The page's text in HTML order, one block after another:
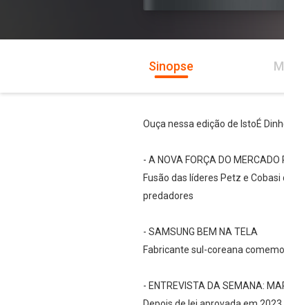
Sinopse
Ouça nessa edição de IstoÉ
- A NOVA FORÇA DO MERCADO
Fusão das líderes Petz e
predadores
- SAMSUNG BEM NA TELA
Fabricante sul-coreana
- ENTREVISTA DA SEMANA: